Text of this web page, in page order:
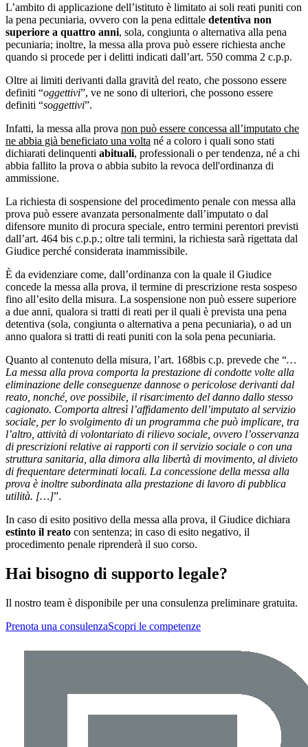
L’ambito di applicazione dell’istituto è limitato ai soli reati puniti con
la pena pecuniaria, ovvero con la pena edittale detentiva non
superiore a quattro anni, sola, congiunta o alternativa alla pena
pecuniaria; inoltre, la messa alla prova può essere richiesta anche
quando si procede per i delitti indicati dall’art. 550 comma 2 c.p.p.
Oltre ai limiti derivanti dalla gravità del reato, che possono essere
definiti “oggettivi”, ve ne sono di ulteriori, che possono essere
definiti “soggettivi”.
Infatti, la messa alla prova non può essere concessa all’imputato che
ne abbia già beneficiato una volta né a coloro i quali sono stati
dichiarati delinquenti abituali, professionali o per tendenza, né a chi
abbia fallito la prova o abbia subito la revoca dell'ordinanza di
ammissione.
La richiesta di sospensione del procedimento penale con messa alla
prova può essere avanzata personalmente dall’imputato o dal
difensore munito di procura speciale, entro termini perentori previsti
dall’art. 464 bis c.p.p.; oltre tali termini, la richiesta sarà rigettata dal
Giudice perché considerata inammissibile.
È da evidenziare come, dall’ordinanza con la quale il Giudice
concede la messa alla prova, il termine di prescrizione resta sospeso
fino all’esito della misura. La sospensione non può essere superiore
a due anni, qualora si tratti di reati per il quali è prevista una pena
detentiva (sola, congiunta o alternativa a pena pecuniaria), o ad un
anno qualora si tratti di reati puniti con la sola pena pecuniaria.
Quanto al contenuto della misura, l’art. 168bis c.p. prevede che “…
La messa alla prova comporta la prestazione di condotte volte alla
eliminazione delle conseguenze dannose o pericolose derivanti dal
reato, nonché, ove possibile, il risarcimento del danno dallo stesso
cagionato. Comporta altresì l’affidamento dell’imputato al servizio
sociale, per lo svolgimento di un programma che può implicare, tra
l’altro, attività di volontariato di rilievo sociale, ovvero l’osservanza
di prescrizioni relative ai rapporti con il servizio sociale o con una
struttura sanitaria, alla dimora alla libertà di movimento, al divieto
di frequentare determinati locali. La concessione della messa alla
prova è inoltre subordinata alla prestazione di lavoro di pubblica
utilità. […]”.
In caso di esito positivo della messa alla prova, il Giudice dichiara
estinto il reato con sentenza; in caso di esito negativo, il
procedimento penale riprenderà il suo corso.
Hai bisogno di supporto legale?
Il nostro team è disponibile per una consulenza preliminare gratuita.
Prenota una consulenzaScopri le competenze